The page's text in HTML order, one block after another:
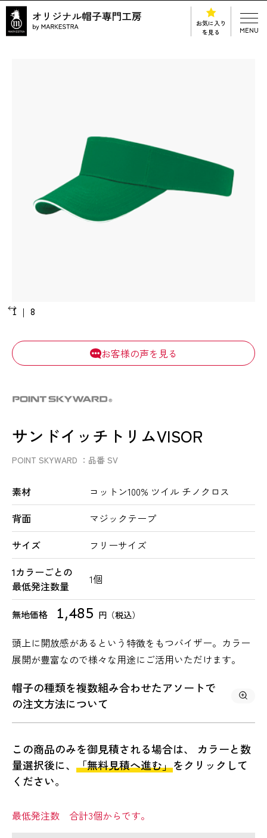
お気に入り
を見る
MENU
1 ｜ 8
お客様の声を見る
サンドイッチトリムVISOR
POINT SKYWARD 品番 SV
素材
コットン100% ツイル チノクロス
背面
マジックテープ
サイズ
フリーサイズ
1カラーごとの
最低発注数量
1個
無地価格 1,485 円（税込）
頭上に開放感があるという特徴をもつバイザー。カラー
展開が豊富なので様々な用途にご活用いただけます。
帽子の種類を複数組み合わせたアソートで
の注文方法について
この商品のみを御見積される場合は、 カラーと数
量選択後に、 「無料見積へ進む」をクリックして
ください。
最低発注数 合計3個からです。